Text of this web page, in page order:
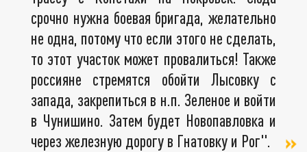
срочно нужна боевая бригада, желательно
не одна, потому что если этого не сделать,
то этот участок может провалиться! Также
россияне стремятся обойти Лысовку с
запада, закрепиться в н.п. Зеленое и войти
в Чунишино. Затем будет Новопавловка и
через железную дорогу в Гнатовку и Рог".